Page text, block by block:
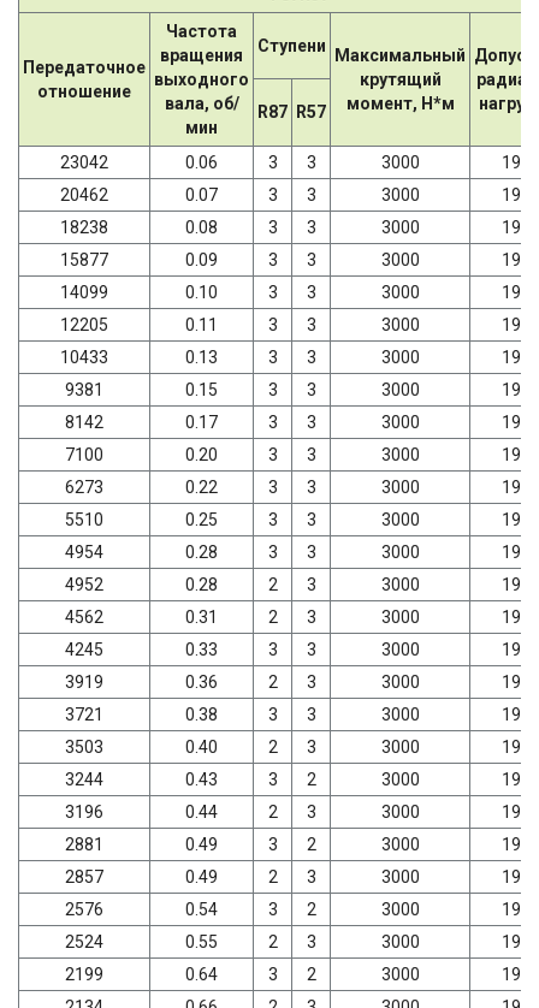
Передаточное
отношение
Частота
вращения
выходного
вала, об/
мин
Ступени
Максимальный
крутящий
момент, Н*м
R87 R57
23042 0.06 3 3 3000
20462
0.07 3 3 3000
18238
0.08 3 3 3000
15877
0.09 3 3 3000
14099
0.10 3 3 3000
12205
0.11 3 3 3000
10433
0.13 3 3 3000
9381
0.15 3 3 3000
8142
0.17 3 3 3000
7100
0.20 3 3 3000
6273
0.22 3 3 3000
5510
0.25 3 3 3000
4954
0.28 3 3 3000
4952
0.28 2 3 3000
4562
0.31 2 3 3000
4245
0.33 3 3 3000
3919
0.36 2 3 3000
3721
0.38 3 3 3000
3503
0.40 2 3 3000
3244
0.43 3 2 3000
3196
0.44 2 3 3000
2881
0.49 3 2 3000
2857
0.49 2 3 3000
2576
0.54 3 2 3000
2524
0.55 2 3 3000
2199
0.64 3 2 3000